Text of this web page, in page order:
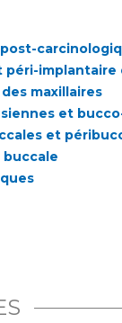
implantaire
maxillaires
et
et
buccale